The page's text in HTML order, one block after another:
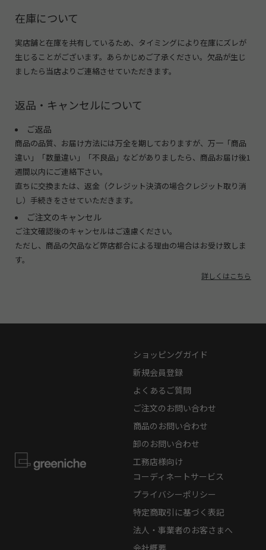
在庫について
実店舗と在庫を共有しているため、タイミングにより在庫にズレが
生じることがございます。あらかじめご了承ください。欠品が生じ
ましたら当店よりご連絡させていただきます。
返品・キャンセルについて
ご返品
商品の品質、お届け方法には万全を期しておりますが、万一「商品
違い」「数量違い」「不良品」などがありましたら、商品お届け後1
週間以内にご連絡下さい。
直ちに交換または、返金（クレジット決済の場合クレジット取り消
し）手続きをさせていただきます。
ご注文のキャンセル
ご注文確認後のキャンセルはご遠慮ください。
ただし、商品の欠品など弊店都合による理由の場合はお受け致しま
す。
詳しくはこちら
ショッピングガイド
新規会員登録
よくあるご質問
ご注文のお問い合わせ
商品のお問い合わせ
卸のお問い合わせ
工務店様向け
コーディネートサービス
プライバシーポリシー
特定商取引に基づく表記
法人・事業者のお客さまへ
会社概要